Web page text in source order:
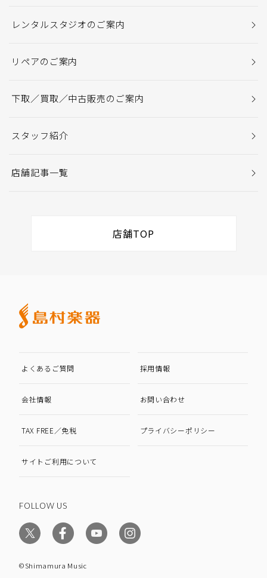
レンタルスタジオのご案内
リペアのご案内
下取／買取／中古販売のご案内
スタッフ紹介
店舗記事一覧
店舗TOP
よくあるご質問 採用情報
会社情報 お問い合わせ
TAX FREE／免税 プライバシーポリシー
サイトご利用について
FOLLOW US
©Shimamura Music